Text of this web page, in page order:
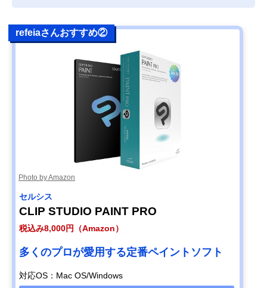
refeiaさんおすすめ②
Photo by Amazon
セルシス
CLIP STUDIO PAINT PRO
税込み8,000円（Amazon）
多くのプロが愛用する定番ペイントソフト
対応OS：Mac OS/Windows